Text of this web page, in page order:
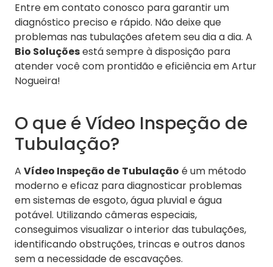
Entre em contato conosco para garantir um
diagnóstico preciso e rápido. Não deixe que
problemas nas tubulações afetem seu dia a dia. A
Bio Soluçõesestá sempre à disposição para
atender você com prontidão e eficiência em Artur
Nogueira!
O que é Vídeo Inspeção de
Tubulação?
A Vídeo Inspeção de Tubulação é um método
moderno e eficaz para diagnosticar problemas
em sistemas de esgoto, água pluvial e água
potável. Utilizando câmeras especiais,
conseguimos visualizar o interior das tubulações,
identificando obstruções, trincas e outros danos
sem a necessidade de escavações.